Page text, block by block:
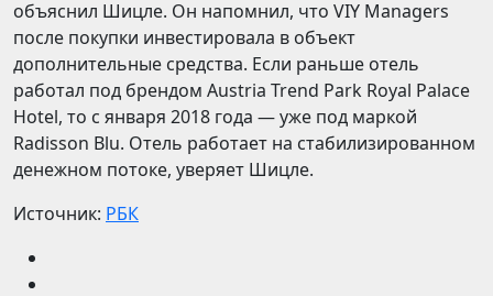
объяснил Шицле. Он напомнил, что VIY Managers
после покупки инвестировала в объект
дополнительные средства. Если раньше отель
работал под брендом Austria Trend Park Royal Palace
Hotel, то с января 2018 года — уже под маркой
Radisson Blu. Отель работает на стабилизированном
денежном потоке, уверяет Шицле.
Источник: РБК